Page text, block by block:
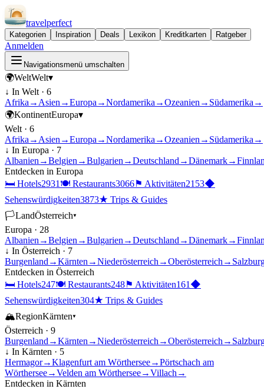
travelperfect
Kategorien Inspiration Deals Lexikon Kreditkarten Ratgeber
Anmelden
Navigationsmenü umschalten
🌍WeltWelt▾
↓ In Welt · 6
Afrika → Asien →Europa →Nordamerika →Ozeanien → Südamerika →
🌍KontinentEuropa▾
Welt · 6
Afrika → Asien →Europa →Nordamerika →Ozeanien → Südamerika →
↓ In Europa · 7
Albanien →Belgien →Bulgarien →Deutschland →Dänemark→
Entdecken in Europa
🛏 Hotels2931 🍽 Restaurants3066⚑ Aktivitäten2153◆
Sehenswürdigkeiten3873★ Trips & Guides
🏳LandÖsterreich▾
Europa · 28
Albanien →Belgien →Bulgarien →Deutschland →Dänemark→
↓ In Österreich · 7
Burgenland →Kärnten →Niederösterreich →Oberösterreich →
Entdecken in Österreich
🛏 Hotels247🍽 Restaurants248⚑ Aktivitäten161 ◆
Sehenswürdigkeiten304★ Trips & Guides
🏔RegionKärnten▾
Österreich · 9
Burgenland →Kärnten →Niederösterreich →Oberösterreich →
↓ In Kärnten · 5
Hermagor→Klagenfurt am Wörthersee→Pörtschach am
Wörthersee→Velden am Wörthersee→Villach →
Entdecken in Kärnten